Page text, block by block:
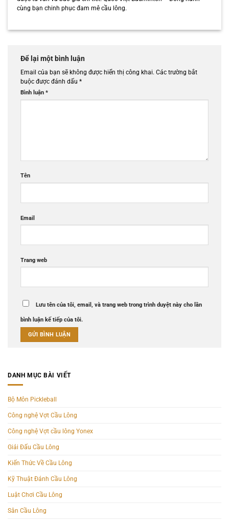
cùng bạn chinh phục đam mê cầu lông.
Để lại một bình luận
Email của bạn sẽ không được hiển thị công khai. Các trường bắt
buộc được đánh dấu *
Bình luận *
Tên
Email
Trang web
Lưu tên của tôi, email, và trang web trong trình duyệt này cho lần
bình luận kế tiếp của tôi.
DANH MỤC BÀI VIẾT
Bộ Môn Pickleball
Công nghệ Vợt Cầu Lông
Công nghệ Vợt cầu lông Yonex
Giải Đấu Cầu Lông
Kiến Thức Về Cầu Lông
Kỹ Thuật Đánh Cầu Lông
Luật Chơi Cầu Lông
Sân Cầu Lông